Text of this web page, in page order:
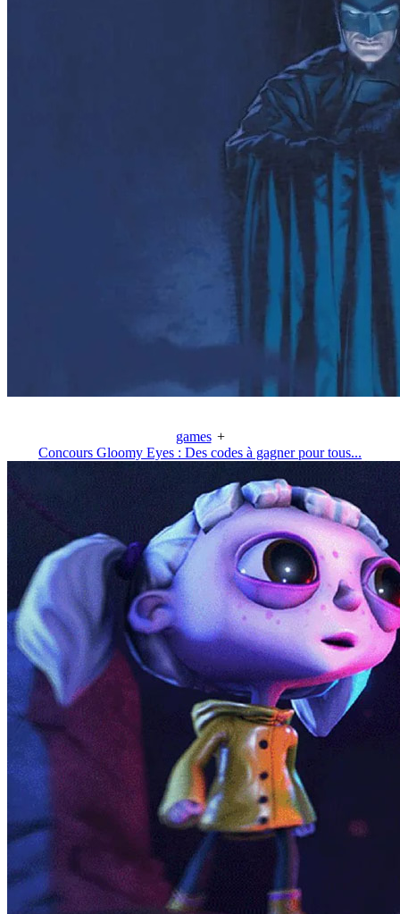
games +
Concours Gloomy Eyes : Des codes à gagner pour tous...